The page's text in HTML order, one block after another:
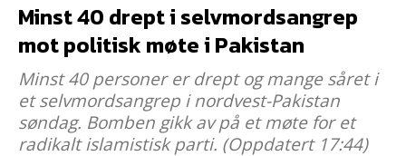
Minst 40 drept i selvmordsangrep
mot politisk møte i Pakistan
Minst 40 personer er drept og mange såret i
et selvmordsangrep i nordvest-Pakistan
søndag. Bomben gikk av på et møte for et
radikalt islamistisk parti. (Oppdatert 17:44)